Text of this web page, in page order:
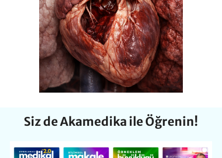
Siz de Akamedika ile Öğrenin!